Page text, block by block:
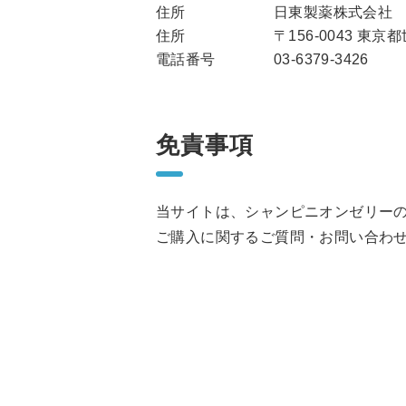
住所
日東製薬株式会社
住所
〒156-0043 東京
電話番号
03-6379-3426
免責事項
当サイトは、シャンピニオンゼリー
ご購入に関するご質問・お問い合わ